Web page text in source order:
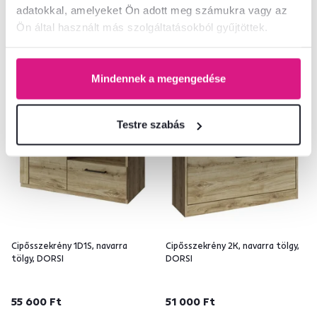
adatokkal, amelyeket Ön adott meg számukra vagy az
Ön által használt más szolgáltatásokból gyűjtöttek.
Mindennek a megengedése
Testre szabás
Cipősszekrény 1D1S, navarra
tölgy, DORSI
55 600 Ft
Cipősszekrény 2K, navarra tölgy,
DORSI
51 000 Ft